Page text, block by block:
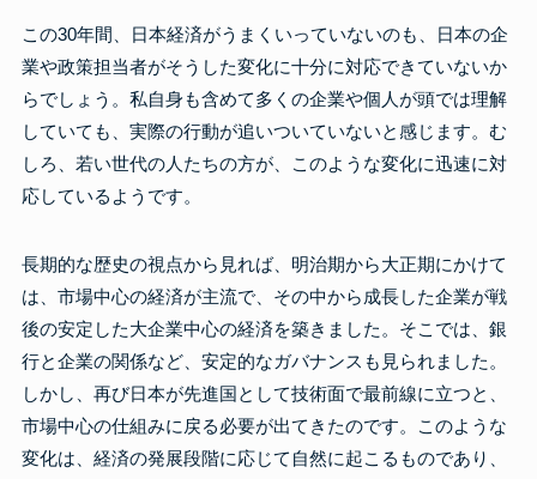
この30年間、日本経済がうまくいっていないのも、日本の企
業や政策担当者がそうした変化に十分に対応できていないか
らでしょう。私自身も含めて多くの企業や個人が頭では理解
していても、実際の行動が追いついていないと感じます。む
しろ、若い世代の人たちの方が、このような変化に迅速に対
応しているようです。
長期的な歴史の視点から見れば、明治期から大正期にかけて
は、市場中心の経済が主流で、その中から成長した企業が戦
後の安定した大企業中心の経済を築きました。そこでは、銀
行と企業の関係など、安定的なガバナンスも見られました。
しかし、再び日本が先進国として技術面で最前線に立つと、
市場中心の仕組みに戻る必要が出てきたのです。このような
変化は、経済の発展段階に応じて自然に起こるものであり、